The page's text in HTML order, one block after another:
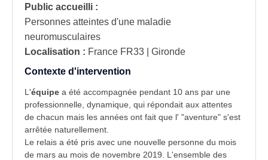
Public accueilli :
Personnes atteintes d'une maladie
neuromusculaires
Localisation : France FR33 | Gironde
Contexte d'intervention
L'équipe a été accompagnée pendant 10 ans par une
professionnelle , dynamique, qui répondait aux attentes
de chacun mais les années ont fait que l' "aventure" s'est
arrêtée naturellement.
Le relais a été pris avec une nouvelle personne du mois
de mars au mois de novembre 2019. L'ensemble des